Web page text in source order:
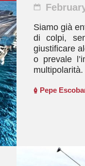
Siamo già
di colpi,
giustificare
o prevale
multipolarità.
Pepe